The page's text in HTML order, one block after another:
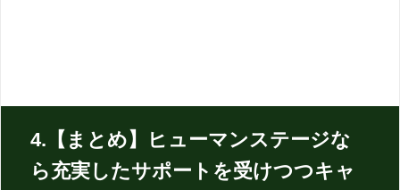
4.【まとめ】ヒューマンステージな
ら充実したサポートを受けつつキャ